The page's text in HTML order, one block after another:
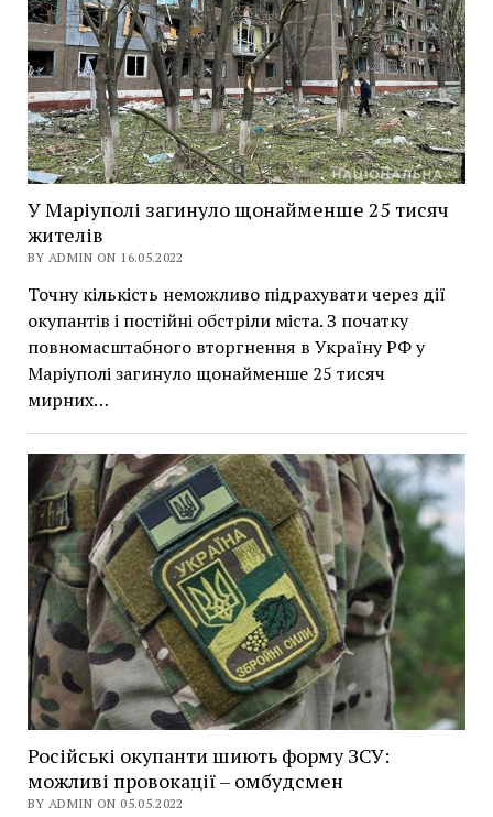
У Маріуполі загинуло щонайменше 25 тисяч
жителів
BY ADMIN ON 16.05.2022
Точну кількість неможливо підрахувати через дії
окупантів і постійні обстріли міста. З початку
повномасштабного вторгнення в Україну РФ у
Маріуполі загинуло щонайменше 25 тисяч
мирних…
Російські окупанти шиють форму ЗСУ:
можливі провокації – омбудсмен
BY ADMIN ON 05.05.2022